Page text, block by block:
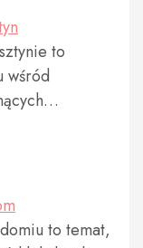
to
wśród
to temat,